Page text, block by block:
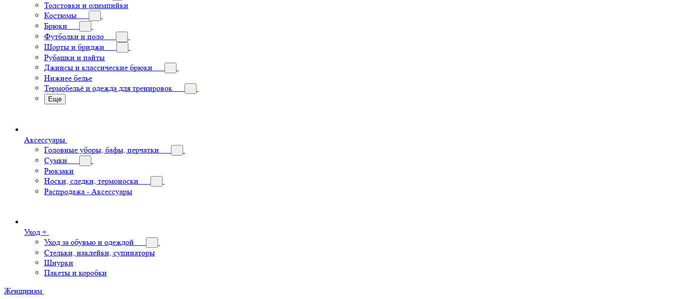
Толстовки и олимпийки
Костюмы
Брюки
Футболки и поло
Шорты и бриджи
Рубашки и пайты
Джинсы и классические брюки
Нижнее белье
Термобельё и одежда для тренировок
Еще
Аксессуары
Головные уборы, бафы, перчатки
Сумки
Рюкзаки
Носки, следки, термоноски
Распродажа - Аксессуары
Уход +
Уход за обувью и одеждой
Стельки, наклейки, супинаторы
Шнурки
Пакеты и коробки
Женщинам